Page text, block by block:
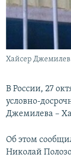
ПОБЕДИТЕЛЕЙ НЕ
УКРАИНСКАЯ
ПРИСОЕДИНЯЙТЕСЬ!
Хайсер
В России, 27
условно-
Джемилева –
Об этом
Николай